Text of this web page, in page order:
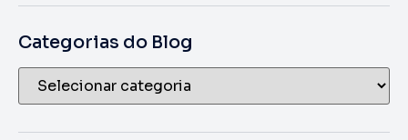
Categorias do Blog